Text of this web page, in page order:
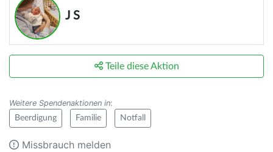
J S
Teile diese Aktion
Weitere Spendenaktionen in:
Beerdigung Familie Notfall
Missbrauch melden